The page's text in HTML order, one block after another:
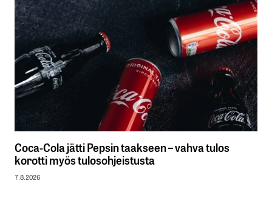
Coca-Cola jätti Pepsin taakseen – vahva tulos
korotti myös tulosohjeistusta
7.8.2026